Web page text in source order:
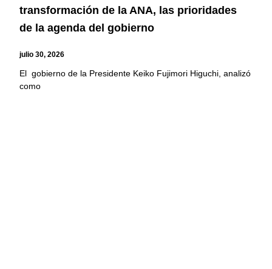
transformación de la ANA, las prioridades
de la agenda del gobierno
julio 30, 2026
El gobierno de la Presidente Keiko Fujimori Higuchi, analizó
como